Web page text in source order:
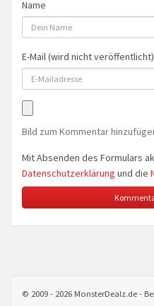
Name
E-Mail (wird nicht veröffentlicht)
Bild zum Kommentar
Mit Absenden des Formulars
Datenschutzerklärung und die
© 2009 - 2026 MonsterDealz.de -